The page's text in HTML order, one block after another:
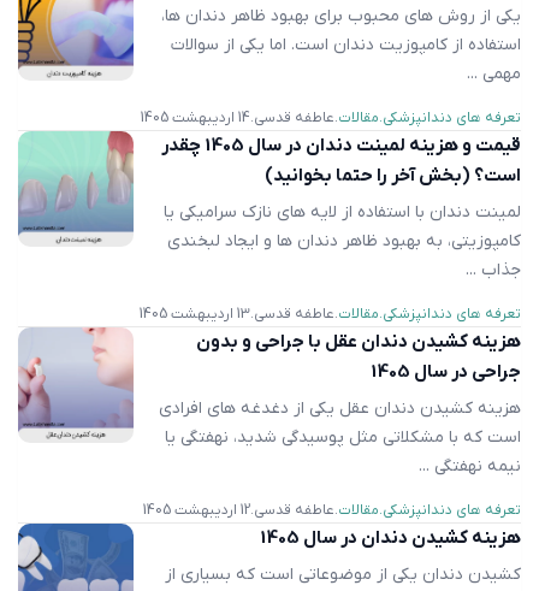
یکی از روش های محبوب برای بهبود ظاهر دندان ها،
استفاده از کامپوزیت دندان است. اما یکی از سوالات
مهمی ...
تعرفه های دندانپزشکی مقالات عاطفه قدسی 14 اردیبهشت 1405
قیمت و هزینه لمینت دندان در سال 1405 چقدر
است؟ (بخش آخر را حتما بخوانید)
لمینت دندان با استفاده از لایه های نازک سرامیکی یا
کامپوزیتی، به بهبود ظاهر دندان ها و ایجاد لبخندی
جذاب ...
تعرفه های دندانپزشکی مقالات عاطفه قدسی 13 اردیبهشت 1405
هزینه کشیدن دندان عقل با جراحی و بدون
جراحی در سال 1405
هزینه کشیدن دندان عقل یکی از دغدغه ‌های افرادی
است که با مشکلاتی مثل پوسیدگی شدید، نهفتگی یا
نیمه ‌نهفتگی ...
تعرفه های دندانپزشکی مقالات عاطفه قدسی 12 اردیبهشت 1405
هزینه کشیدن دندان در سال 1405
کشیدن دندان یکی از موضوعاتی است که بسیاری از